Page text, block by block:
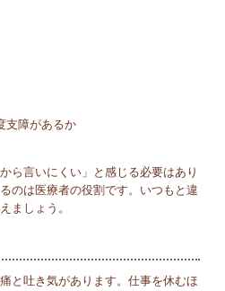
支障があるか
ら言いにくい」と感じる必要はあり
のは医療者の役割です。いつもと違
ましょう。
と吐き気があります。仕事を休むほ